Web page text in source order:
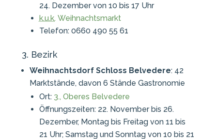
24. Dezember von 10 bis 17 Uhr
k.u.k. Weihnachtsmarkt
Telefon: 0660 490 55 61
3. Bezirk
Weihnachtsdorf Schloss Belvedere: 42
Marktstände, davon 6 Stände Gastronomie
Ort: 3., Oberes Belvedere
Öffnungszeiten: 22. November bis 26.
Dezember, Montag bis Freitag von 11 bis
21 Uhr; Samstag und Sonntag von 10 bis 21